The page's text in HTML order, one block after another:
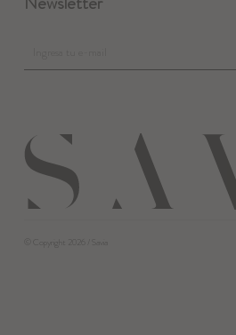
© Copyright 2026 / Savia